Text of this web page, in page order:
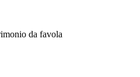
da favola